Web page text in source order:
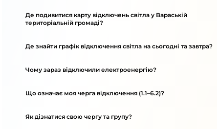
Де подивитися карту відключень світла у Вараській
територіальній громаді?
Де знайти графік відключення світла на сьогодні та завтра?
Чому зараз відключили електроенергію?
Що означає моя черга відключення (1.1–6.2)?
Як дізнатися свою чергу та групу?